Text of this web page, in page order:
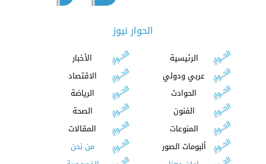
الحوار نيوز
الرئيسية
الأخبار
عربي ودولي
الاقتصاد
الحوادث
الرياضة
الفنون
الصحة
المنوعات
المقالات
ألبومات الصور
من نحن